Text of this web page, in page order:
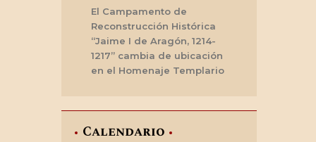
El Campamento de
Reconstrucción Histórica
“Jaime I de Aragón, 1214-
1217” cambia de ubicación
en el Homenaje Templario
Calendario